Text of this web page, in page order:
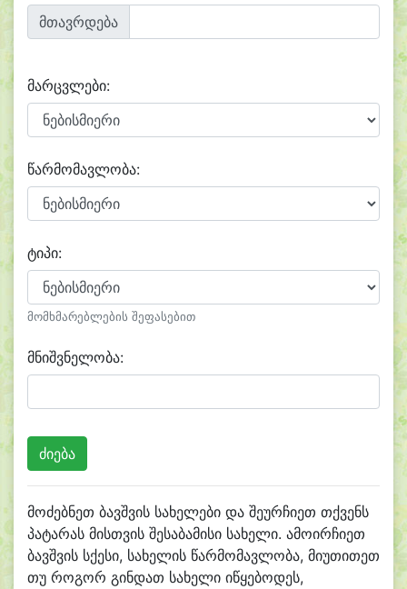
მთავრდება
მარცვლები:
წარმომავლობა:
ტიპი:
მომხმარებლების შეფასებით
მნიშვნელობა:
მოძებნეთ ბავშვის სახელები და შეურჩიეთ თქვენს
პატარას მისთვის შესაბამისი სახელი. ამოირჩიეთ
ბავშვის სქესი, სახელის წარმომავლობა, მიუთითეთ
თუ როგორ გინდათ სახელი იწყებოდეს,